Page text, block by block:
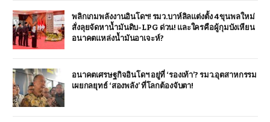
พลิกเกมพลังงานอินโดฯ! รมว.บาห์ลิลแต่งตั้ง 4 ขุนพลใหม่
สั่งลุยจัดหาน้ำมันดิบ-LPG ด่วน! และใครคือผู้กุมบังเหียน
อนาคตแหล่งน้ำมันอาเจะห์?
อนาคตเศรษฐกิจอินโดฯ อยู่ที่ ‘รองเท้า’? รมว.อุตสาหกรรม
เผยกลยุทธ์ ‘สองพลัง’ ที่โลกต้องจับตา!